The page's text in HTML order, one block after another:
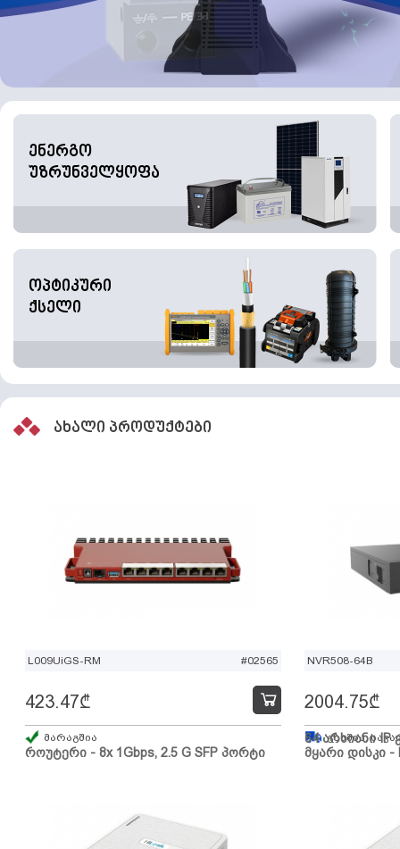
ენერგო
უზრუნველყოფა
ოპტიკური
ქსელი
ახალი პროდუქტები
L009UiGS-RM #02565
როუტერი - 8x 1Gbps, 2.5 G SFP პორტი
423.47₾
მარაგშია
NVR508-64B
64 არხიანი IP
მყარი დისკი -
2004.75₾
გზაშია,